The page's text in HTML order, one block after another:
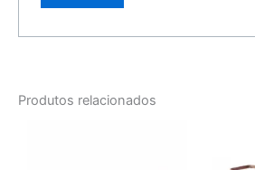
Produtos relacionados